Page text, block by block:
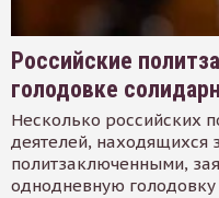
Российские
голодовке
Несколько российских
деятелей, находящихся
политзаключенными,
однодневную голодовку